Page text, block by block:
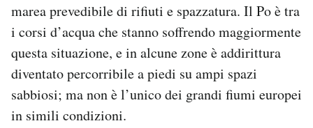
marea prevedibile di rifiuti e spazzatura. Il Po è tra
i corsi d’acqua che stanno soffrendo maggiormente
questa situazione, e in alcune zone è addirittura
diventato percorribile a piedi su ampi spazi
sabbiosi; ma non è l’unico dei grandi fiumi europei
in simili condizioni.